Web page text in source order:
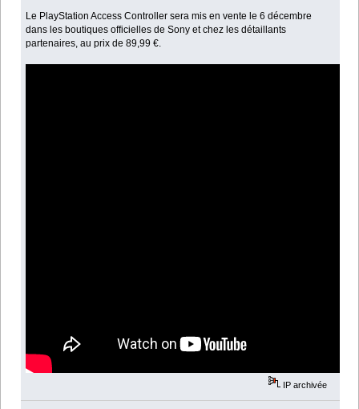
Le PlayStation Access Controller sera mis en vente le 6 décembre
dans les boutiques officielles de Sony et chez les détaillants
partenaires, au prix de 89,99 €.
IP archivée